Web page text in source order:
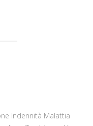
Indennità Malattia